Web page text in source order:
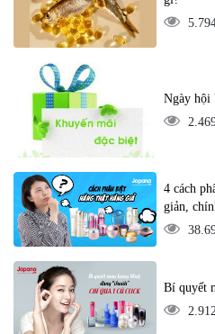
Ngày hội
4 cách
giản,
Bí quyết
2.912